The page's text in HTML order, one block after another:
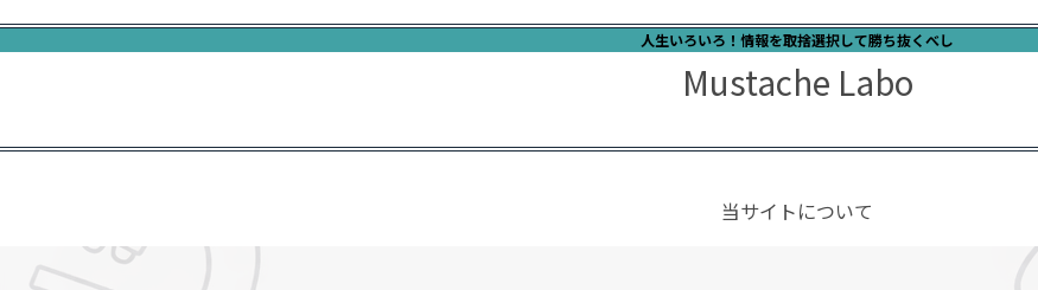
人生いろいろ！情報を取捨選択して勝ち抜くべし
Mustache Labo
当サイトについて